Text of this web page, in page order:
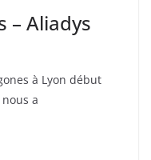
– Aliadys
à Lyon début
a